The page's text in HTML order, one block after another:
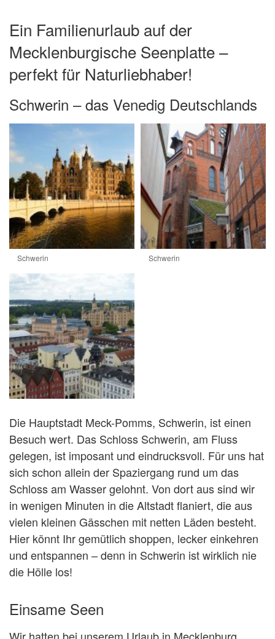
Ein Familienurlaub auf der
Mecklenburgische Seenplatte –
perfekt für Naturliebhaber!
Schwerin – das Venedig Deutschlands
Schwerin Schwerin
Die Hauptstadt Meck-Pomms, Schwerin, ist einen
Besuch wert. Das Schloss Schwerin, am Fluss
gelegen, ist imposant und eindrucksvoll. Für uns hat
sich schon allein der Spaziergang rund um das
Schloss am Wasser gelohnt. Von dort aus sind wir
in wenigen Minuten in die Altstadt flaniert, die aus
vielen kleinen Gässchen mit netten Läden besteht.
Hier könnt Ihr gemütlich shoppen, lecker einkehren
und entspannen – denn in Schwerin ist wirklich nie
die Hölle los!
Einsame Seen
Wir hatten bei unserem Urlaub in Mecklenburg